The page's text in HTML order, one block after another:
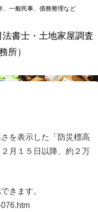
、一般民事、債務整理など
書士・土地家屋調査
所）
を表示した「防災標高
月１５日以降、約２万
きます。